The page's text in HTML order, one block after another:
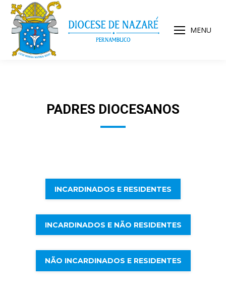
MENU
PADRES DIOCESANOS
INCARDINADOS E RESIDENTES
INCARDINADOS E NÃO RESIDENTES
NÃO INCARDINADOS E RESIDENTES